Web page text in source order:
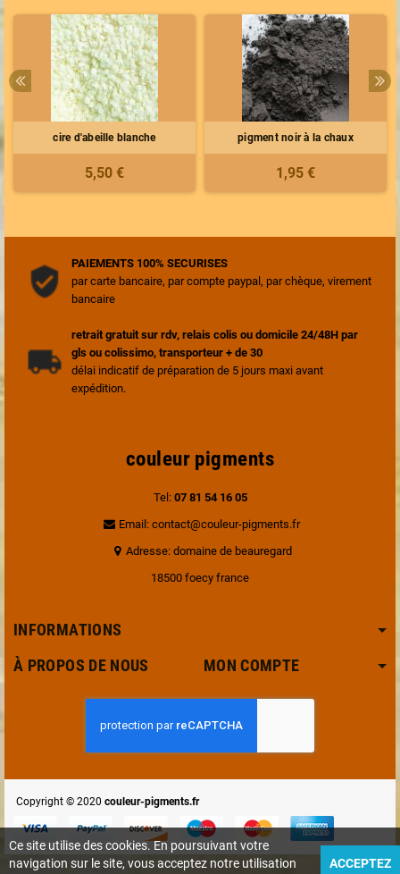
cire d'abeille blanche
5,50 €
pigment noir à la chaux
1,95 €
PAIEMENTS 100% SECURISES
par carte bancaire, par compte paypal, par chèque, virement
bancaire
retrait gratuit sur rdv, relais colis ou domicile 24/48H par
gls ou colissimo, transporteur + de 30
délai indicatif de préparation de 5 jours maxi avant
expédition.
couleur pigments
Tel: 07 81 54 16 05
Email: contact@couleur-pigments.fr
Adresse: domaine de beauregard
18500 foecy france
INFORMATIONS
À PROPOS DE NOUS MON COMPTE
Copyright © 2020 couleur-pigments.fr
Ce site utilise des cookies. En poursuivant votre
navigation sur le site, vous acceptez notre utilisation
ACCEPTEZ